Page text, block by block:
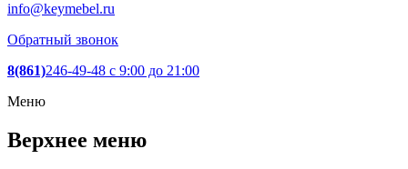
info@keymebel.ru
Обратный звонок
8(861)246-49-48 c 9:00 до 21:00
Меню
Верхнее меню